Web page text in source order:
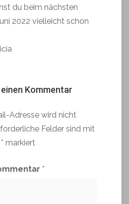
du beim nächsten
2022 vielleicht schon
Kommentar
Adresse wird nicht
Felder sind mit
* markiert
*